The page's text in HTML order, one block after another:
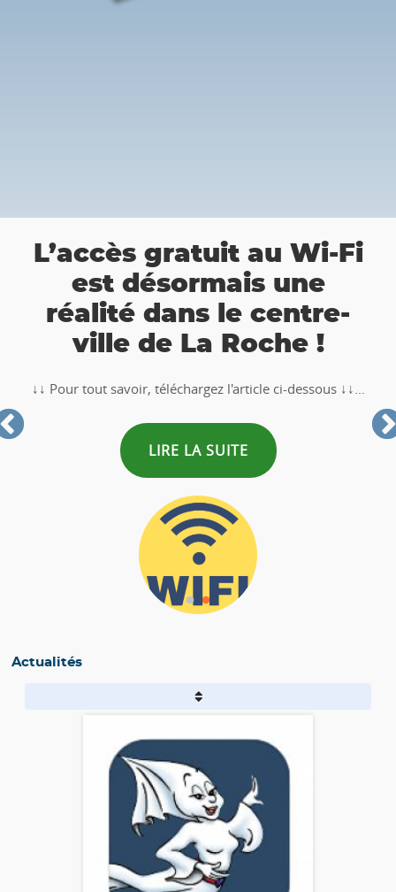
L’accès gratuit au Wi-Fi
est désormais une
réalité dans le centre-
ville de La Roche !
↓↓ Pour tout savoir, téléchargez l'article ci-dessous ↓↓...
LIRE LA SUITE
Actualités